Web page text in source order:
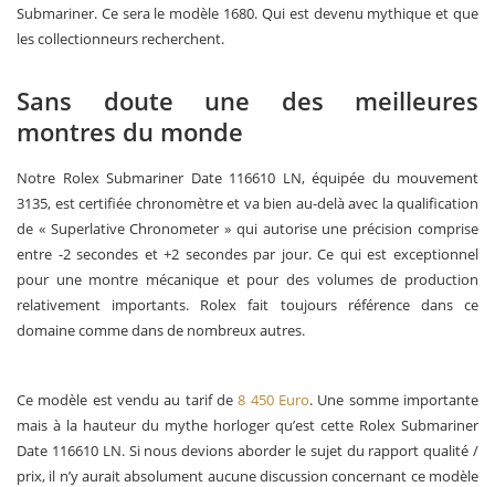
Submariner. Ce sera le modèle 1680. Qui est devenu mythique et que
les collectionneurs recherchent.
Sans doute une des meilleures
montres du monde
Notre Rolex Submariner Date 116610 LN, équipée du mouvement
3135, est certifiée chronomètre et va bien au-delà avec la qualification
de « Superlative Chronometer » qui autorise une précision comprise
entre -2 secondes et +2 secondes par jour. Ce qui est exceptionnel
pour une montre mécanique et pour des volumes de production
relativement importants. Rolex fait toujours référence dans ce
domaine comme dans de nombreux autres.
Ce modèle est vendu au tarif de8 450 Euro. Une somme importante
mais à la hauteur du mythe horloger qu’est cette Rolex Submariner
Date 116610 LN. Si nous devions aborder le sujet du rapport qualité /
prix, il n’y aurait absolument aucune discussion concernant ce modèle